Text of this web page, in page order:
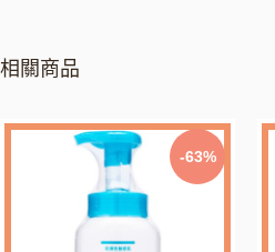
相關商品
-63%